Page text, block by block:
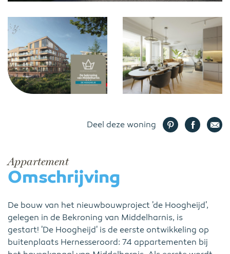
Deel deze woning
Appartement
Omschrijving
De bouw van het nieuwbouwproject 'de Hoogheijd',
gelegen in de Bekroning van Middelharnis, is
gestart! 'De Hoogheijd' is de eerste ontwikkeling op
buitenplaats Hernesseroord: 74 appartementen bij